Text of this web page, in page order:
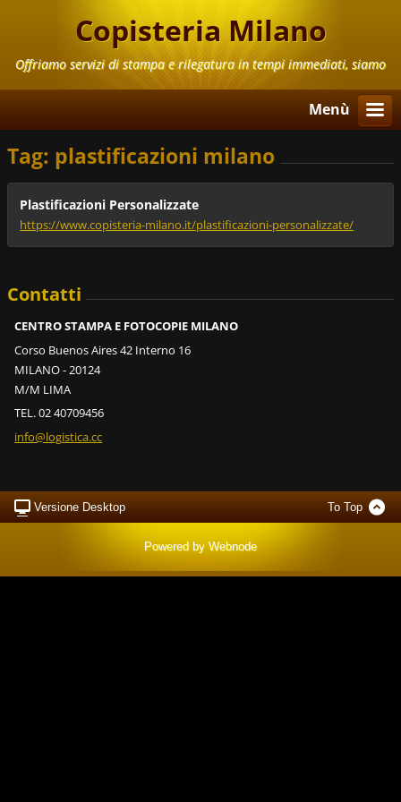
Copisteria Milano
Offriamo servizi di stampa e rilegatura in tempi immediati, siamo
aperti anche il Sabato e la Domenica
Menù
Tag: plastificazioni milano
Plastificazioni Personalizzate
https://www.copisteria-milano.it/plastificazioni-personalizzate/
Contatti
CENTRO STAMPA E FOTOCOPIE MILANO
Corso Buenos Aires 42 Interno 16
MILANO - 20124
M/M LIMA
TEL. 02 40709456
info@logistica.cc
Versione Desktop To Top
Powered by Webnode